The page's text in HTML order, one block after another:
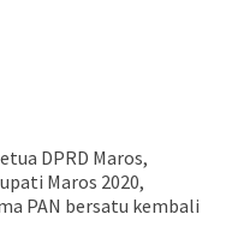
DPRD Maros,
Maros 2020,
PAN bersatu kembali